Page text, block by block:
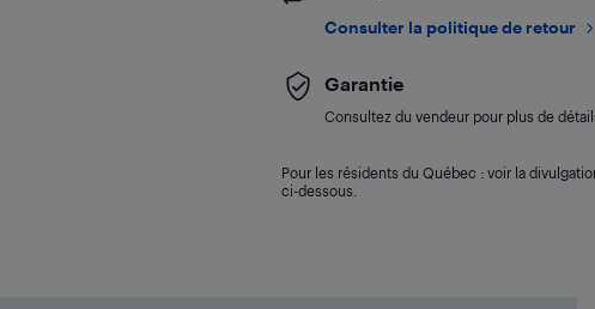
Consulter la politique de retour
Garantie
Consultez du vendeur pour plus de
Pour les résidents du Québec : voir la
ci-dessous.